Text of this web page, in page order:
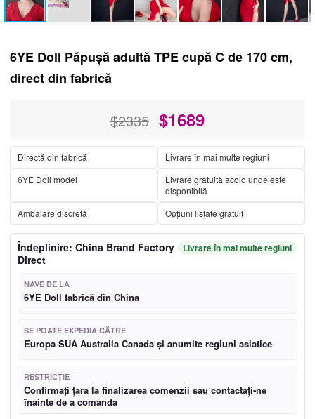
6YE Doll Păpușă adultă TPE cupă C de 170 cm,
direct din fabrică
$2335 $1689
Directă din fabrică
Livrare în mai multe regiuni
6YE Doll model
Livrare gratuită acolo unde este
disponibilă
Ambalare discretă
Opțiuni listate gratuit
Îndeplinire: China Brand Factory
Direct
Livrare în mai multe regiuni
NAVE DE LA
6YE Doll fabrică din China
SE POATE EXPEDIA CĂTRE
Europa SUA Australia Canada și anumite regiuni asiatice
RESTRICŢIE
Confirmați țara la finalizarea comenzii sau contactați-ne
înainte de a comanda